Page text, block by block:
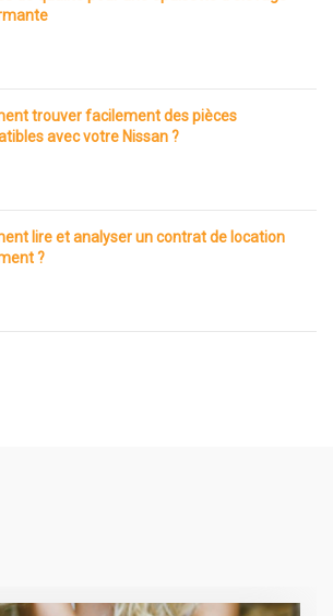
trouver facilement des pièces
avec votre Nissan ?
lire et analyser un contrat de location
?